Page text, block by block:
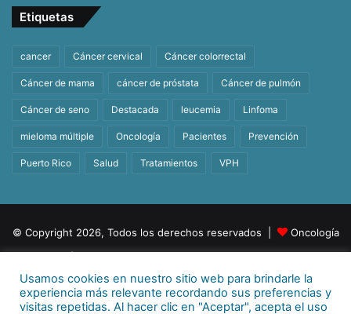
Etiquetas
cancer Cáncer cervical Cáncer colorrectal
Cáncer de mama cáncer de próstata Cáncer de pulmón
Cáncer de seno Destacada leucemia Linfoma
mieloma múltiple Oncología Pacientes Prevención
Puerto Rico Salud Tratamientos VPH
© Copyright 2026, Todos los derechos reservados |
Oncología
Para más información
E-mail:info@behealthpr.com
Usamos cookies en nuestro sitio web para brindarle la
experiencia más relevante recordando sus preferencias y
visitas repetidas. Al hacer clic en "Aceptar", acepta el uso